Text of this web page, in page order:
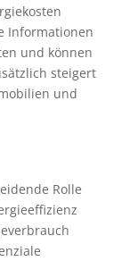
Informationen
und können
steigert
und
Rolle